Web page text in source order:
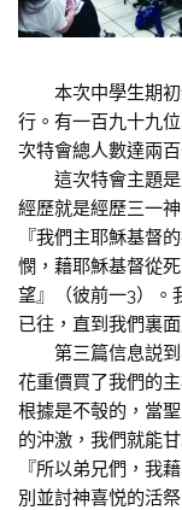
本次中學生期初
行。有一百九十九
次特會總人數達兩
這次特會主題是
經歷就是經歷三一
『我們主耶穌基督
憫，藉耶穌基督從
望』（彼前一3）。
已往，直到我們裏
第三篇信息説到
花重價買了我們的
根據是不彀的，當
的沖激，我們就能
『所以弟兄們，我
別並討神喜悦的活